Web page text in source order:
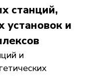
станций,
установок и
и